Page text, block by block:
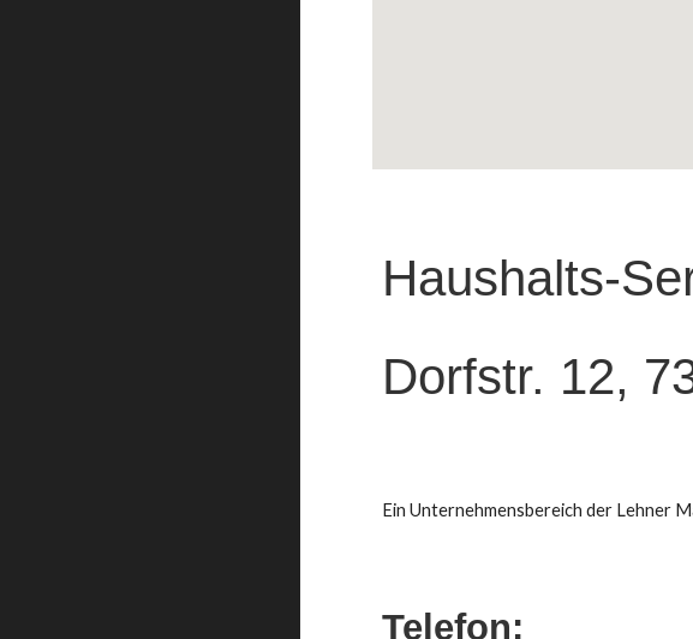
Haushalts-
Dorfstr. 12,
Ein Unternehmensbereich der Lehner
Telefon: